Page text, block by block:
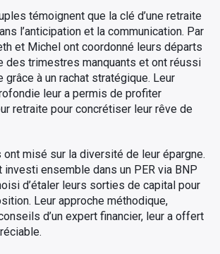
témoignent que la clé d’une retraite
l’anticipation et la communication. Par
et Michel ont coordonné leurs départs
des trimestres manquants et ont réussi
grâce à un rachat stratégique. Leur
leur a permis de profiter
retraite pour concrétiser leur rêve de
ont misé sur la diversité de leur épargne.
investi ensemble dans un PER via BNP
d’étaler leurs sorties de capital pour
Leur approche méthodique,
d’un expert financier, leur a offert